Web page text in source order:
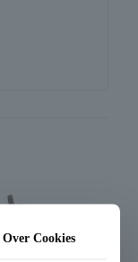
Over Cookies